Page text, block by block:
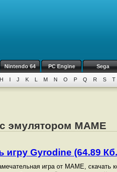
Nintendo 64 PC Engine Sega
H I J K L M N O P Q R S T
эмулятором MAME
игру Gyrodine (64.89
игра от МАМЕ, скачать